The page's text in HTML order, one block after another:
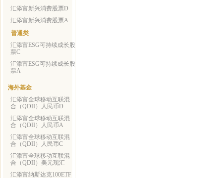
汇添富新兴消费股票D
汇添富新兴消费股票A
普通类
汇添富ESG可持续成长股
票C
汇添富ESG可持续成长股
票A
海外基金
汇添富全球移动互联混
合（QDII）人民币D
汇添富全球移动互联混
合（QDII）人民币A
汇添富全球移动互联混
合（QDII）人民币C
汇添富全球移动互联混
合（QDII）美元现汇
汇添富纳斯达克100ETF